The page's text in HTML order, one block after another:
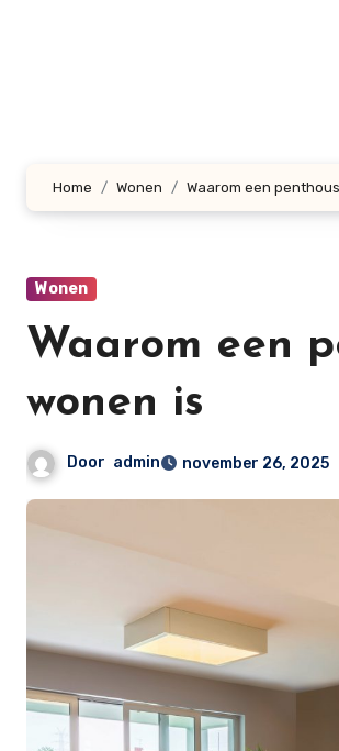
Home Wonen Waarom een
Wonen
Waarom een
wonen is
Door admin november 26, 2025